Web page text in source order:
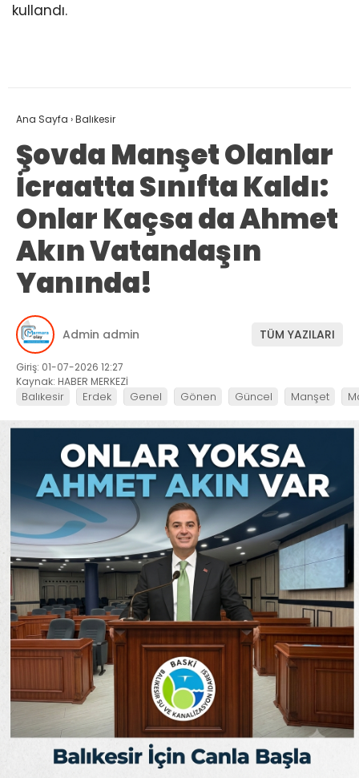
kullandı.
Ana Sayfa ›Balıkesir
Şovda Manşet Olanlar
İcraatta Sınıfta Kaldı:
Onlar Kaçsa da Ahmet
Akın Vatandaşın
Yanında!
Admin admin TÜM YAZILARI
Giriş: 01-07-2026 12:27
Kaynak: HABER MERKEZİ
Balıkesir Erdek Genel Gönen Güncel Manşet